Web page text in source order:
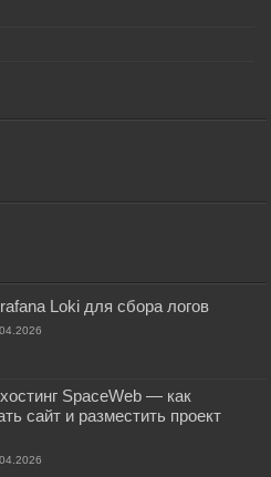
Loki для сбора логов
SpaceWeb — как
сайт и разместить проект